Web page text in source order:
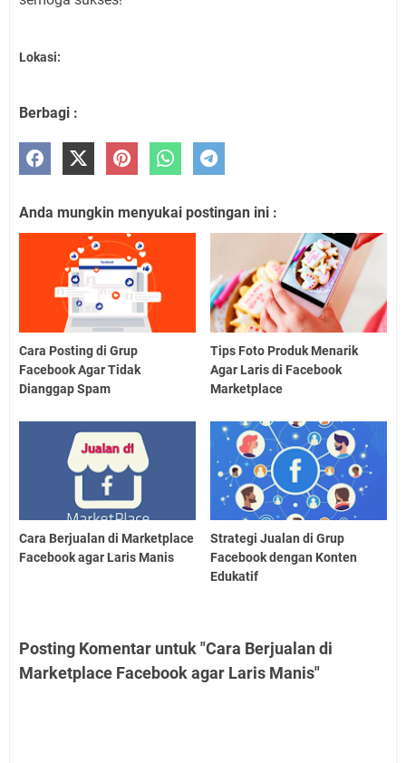
Lokasi:
Berbagi :
Anda mungkin menyukai postingan ini :
Cara Posting di Grup
Facebook Agar Tidak
Dianggap Spam
Tips Foto Produk Menarik
Agar Laris di Facebook
Marketplace
Cara Berjualan di Marketplace
Facebook agar Laris Manis
Strategi Jualan di Grup
Facebook dengan Konten
Edukatif
Posting Komentar untuk "Cara Berjualan di
Marketplace Facebook agar Laris Manis"